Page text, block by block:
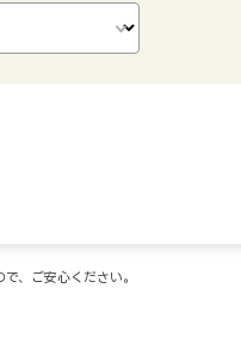
、ご安心ください。